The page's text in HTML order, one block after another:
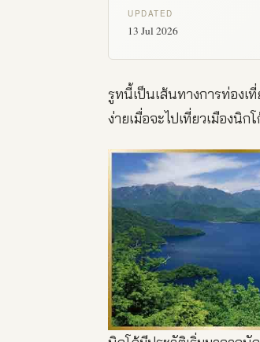
UPDATED
13 Jul 2026
รูทนี้เป็นเส้นทางการท่องเ
ง่ายเมื่อจะไปเที่ยวเมืองนิก